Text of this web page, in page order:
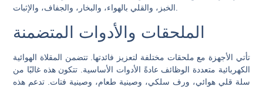
الخبز، والقلي بالهواء، والبخار، والجفاف، والإثبات.
الملحقات والأدوات المتضمنة
تأتي الأجهزة مع ملحقات مختلفة لتعزيز فائدتها. تتضمن المقلاة الهوائية
الكهربائية متعددة الوظائف عادةً الأدوات الأساسية. تتكون هذه غالبًا من
سلة قلي هوائي، ورف سلكي، وصينية طعام، وصينية فتات. تدعم هذه